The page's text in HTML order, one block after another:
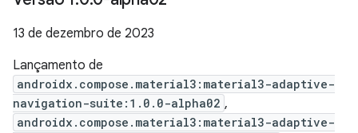
13 de dezembro de 2023
Lançamento de
androidx.compose.material3:material3-adaptive-
navigation-suite:1.0.0-alpha02 ,
androidx.compose.material3:material3-adaptive-